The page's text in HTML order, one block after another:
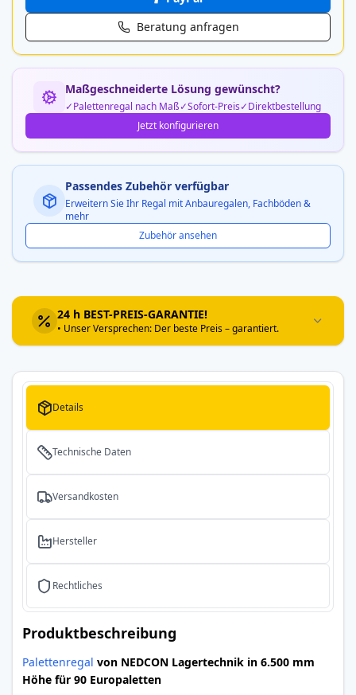
Beratung anfragen
Maßgeschneiderte Lösung gewünscht?
Palettenregal nach Maß Sofort-Preis
Direktbestellung
Jetzt konfigurieren
Passendes Zubehör verfügbar
Erweitern Sie Ihr Regal mit Anbauregalen, Fachböden &
mehr
Zubehör ansehen
24 h BEST-PREIS-GARANTIE!
• Unser Versprechen: Der beste Preis – garantiert.
Details
Technische Daten
Versandkosten
Hersteller
Rechtliches
Produktbeschreibung
Palettenregal von NEDCON Lagertechnik in 6.500 mm
Höhe für 90 Europaletten